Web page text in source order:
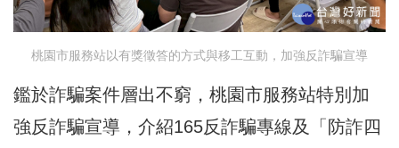
桃園市服務站以有獎徵答的方式與移工互動，加強反詐騙宣導
鑑於詐騙案件層出不窮，桃園市服務站特別加
強反詐騙宣導，介紹165反詐騙專線及「防詐四